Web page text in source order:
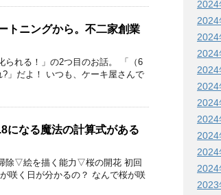
トニングから。不二家創業
られる！」の2つ目のお話。 「（6
」だよ！ いつも、ケーキ屋さんで
になる魔法の計算式がある
除▽絵を描く能力▽桜の開花 初回
咲く日が分かるの？ なんで桜が咲
2024
2024
2024
2024
2024
2024
2024
2024
2024
2024
2024
2023